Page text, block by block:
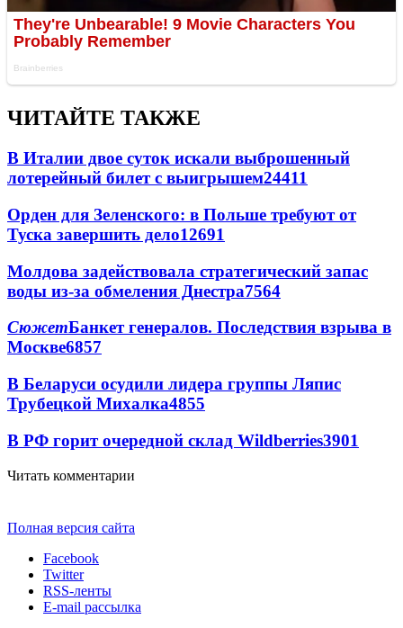
ЧИТАЙТЕ ТАКЖЕ
В Италии двое суток искали выброшенный
лотерейный билет с выигрышем24411
Орден для Зеленского: в Польше требуют от
Туска завершить дело12691
Молдова задействовала стратегический запас
воды из-за обмеления Днестра7564
СюжетБанкет генералов. Последствия взрыва в
Москве6857
В Беларуси осудили лидера группы Ляпис
Трубецкой Михалка4855
В РФ горит очередной склад Wildberries3901
Читать комментарии
Полная версия сайта
Facebook
Twitter
RSS-ленты
E-mail рассылка